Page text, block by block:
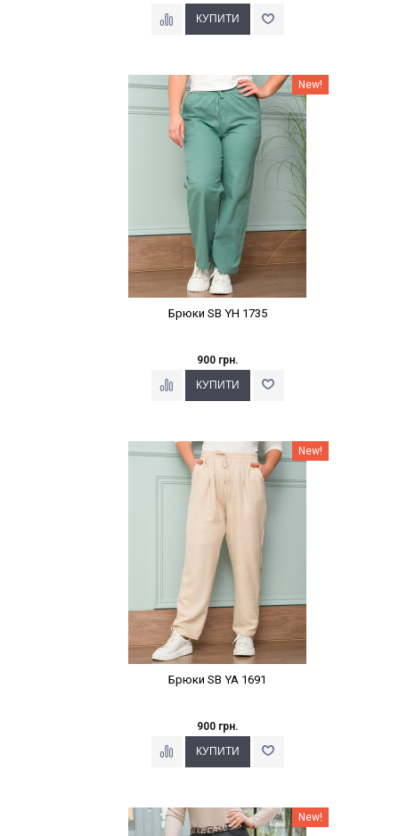
Наклейки Варіант з % New!
Брюки SB YH 1735
900 грн.
Наклейки Варіант з % New!
Брюки SB YA 1691
900 грн.
Наклейки Варіант з % New!